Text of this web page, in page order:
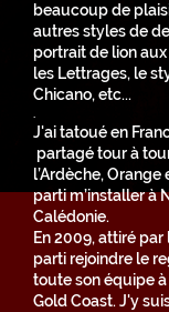
beaucoup de
autres styles de
portrait de lion
les Lettrages, le
Chicano, etc...
.
J'ai tatoué en
partagé tour à
l’Ardèche,
parti m’installer à
Calédonie.
En 2009, attiré
parti rejoindre le
toute son équipe
Gold Coast. J'y